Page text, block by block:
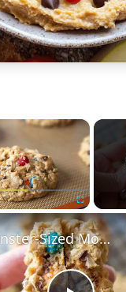
×
Fullscreen
Monster-Sized Monster Cookies Recipe